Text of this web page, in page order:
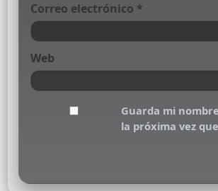
Correo electrónico *
Web
Guarda mi
la próxima vez